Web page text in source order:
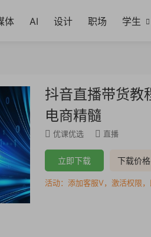
体 AI 设计 职场 学生
抖音直播带货教
电商精髓
优课优选 直播
下载价格
立即下载
活动：添加客服V，激活权限